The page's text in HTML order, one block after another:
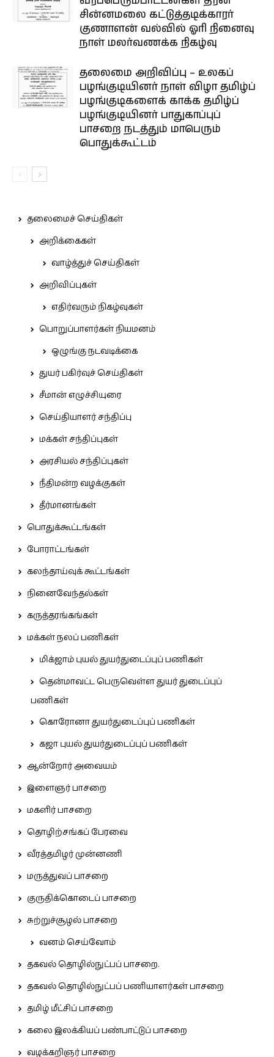
சின்னமலை கட்டுத்தடிக்காரர்
குணாளன் வல்வில் ஓரி நினைவு
நாள் மலர்வணக்க நிகழ்வு
தலைமை அறிவிப்பு – உலகப்
பழங்குடியினர் நாள் விழா தமிழ்ப்
பழங்குடிகளைக் காக்க தமிழ்ப்
பழங்குடியினர் பாதுகாப்புப்
பாசறை நடத்தும் மாபெரும்
பொதுக்கூட்டம்
தலைமைச் செய்திகள்
அறிக்கைகள்
வாழ்த்துச் செய்திகள்
அறிவிப்புகள்
எதிர்வரும் நிகழ்வுகள்
பொறுப்பாளர்கள் நியமனம்
ஒழுங்கு நடவடிக்கை
துயர் பகிர்வுச் செய்திகள்
சீமான் எழுச்சியுரை
செய்தியாளர் சந்திப்பு
மக்கள் சந்திப்புகள்
அரசியல் சந்திப்புகள்
நீதிமன்ற வழக்குகள்
தீர்மானங்கள்
பொதுக்கூட்டங்கள்
போராட்டங்கள்
கலந்தாய்வுக் கூட்டங்கள்
நினைவேந்தல்கள்
கருத்தரங்கங்கள்
மக்கள் நலப் பணிகள்
மிக்ஜாம் புயல் துயர்துடைப்புப் பணிகள்
தென்மாவட்ட பெருவெள்ள துயர் துடைப்புப்
பணிகள்
கொரோனா துயர்துடைப்புப் பணிகள்
கஜா புயல் துயர்துடைப்புப் பணிகள்
ஆன்றோர் அவையம்
இளைஞர் பாசறை
மகளிர் பாசறை
தொழிற்சங்கப் பேரவை
வீரத்தமிழர் முன்னணி
மருத்துவப் பாசறை
குருதிக்கொடைப் பாசறை
சுற்றுச்சூழல் பாசறை
வனம் செய்வோம்
தகவல் தொழில்நுட்பப் பாசறை.
தகவல் தொழில்நுட்பப் பணியாளர்கள் பாசறை
தமிழ் மீட்சிப் பாசறை
கலை இலக்கியப் பண்பாட்டுப் பாசறை
வழக்கறிஞர் பாசறை